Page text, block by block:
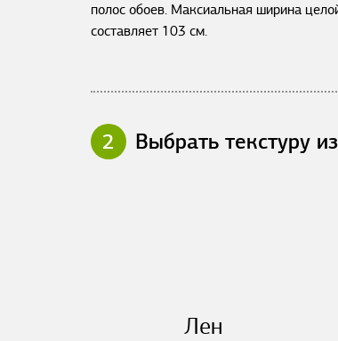
полос обоев. Максиальная ширина
составляет 103 см.
2 Выбрать текстуру
Лен